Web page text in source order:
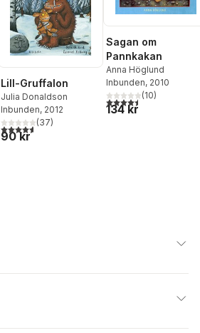
Lill-Gruffalon
Julia Donaldson
Inbunden, 2012
4,6utav 5 stjärnor. Totalt antal röster:
(37)
90 kr
Sagan om
Pannkakan
Anna Höglund
Inbunden, 2010
4,5utav 5 stjärnor.
(10)
134 kr